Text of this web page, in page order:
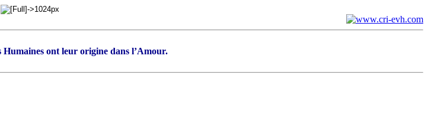
Humaines ont leur origine dans l’Amour.